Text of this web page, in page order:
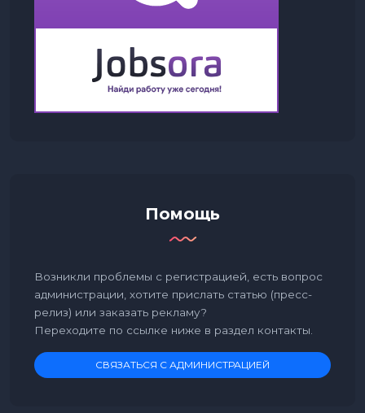
Помощь
Возникли проблемы с регистрацией, есть вопрос
администрации, хотите прислать статью (пресс-
релиз) или заказать рекламу?
Переходите по ссылке ниже в раздел контакты.
СВЯЗАТЬСЯ С АДМИНИСТРАЦИЕЙ